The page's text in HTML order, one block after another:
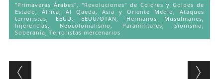
"Primaveras Árabes", "Revoluciones" de Colores y Golpes de
Estado
África Al Qaeda Asia y Oriente Medio
Ataques
terroristas
EEUU EEUU/OTAN Hermanos Musulmanes
Injerencias
Neocolonialismo Paramilitares Sionismo
Soberanía Terroristas mercenarios
Post navigation